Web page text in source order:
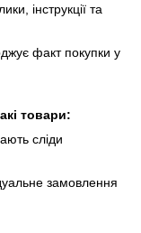
інструкції та
факт покупки у
товари:
сліди
замовлення